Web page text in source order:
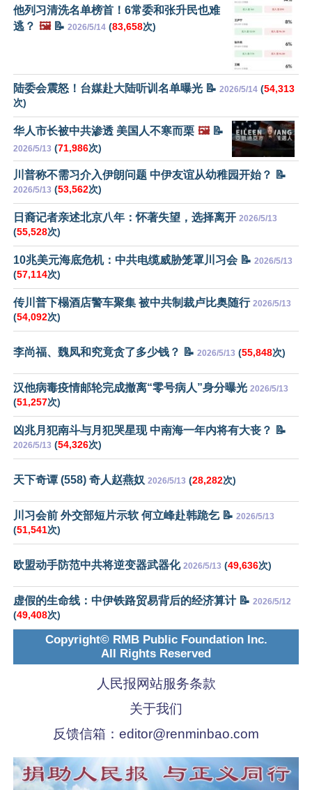
他列习清洗名单榜首！6常委和张升民也难
逃？ 🖼️📝 2026/5/14 (83,658次)
陆委会震怒！台媒赴大陆听训名单曝光 📝 2026/5/14 (54,313
次)
华人市长被中共渗透 美国人不寒而栗 🖼️📝
2026/5/13 (71,986次)
川普称不需习介入伊朗问题 中伊友谊从幼稚园开始？ 📝
2026/5/13 (53,562次)
日裔记者亲述北京八年：怀著失望，选择离开 2026/5/13
(55,528次)
10兆美元海底危机：中共电缆威胁笼罩川习会 📝 2026/5/13
(57,114次)
传川普下榻酒店警车聚集 被中共制裁卢比奥随行 2026/5/13
(54,092次)
李尚福、魏凤和究竟贪了多少钱？ 📝 2026/5/13 (55,848次)
汉他病毒疫情邮轮完成撤离“零号病人”身分曝光 2026/5/13
(51,257次)
凶兆月犯南斗与月犯哭星现 中南海一年内将有大丧？ 📝
2026/5/13 (54,326次)
天下奇谭 (558) 奇人赵燕奴 2026/5/13 (28,282次)
川习会前 外交部短片示软 何立峰赴韩跪乞 📝 2026/5/13
(51,541次)
欧盟动手防范中共将逆变器武器化 2026/5/13 (49,636次)
虚假的生命线：中伊铁路贸易背后的经济算计 📝 2026/5/12
(49,408次)
Copyright© RMB Public Foundation Inc.
All Rights Reserved
人民报网站服务条款
关于我们
反馈信箱： editor@renminbao.com